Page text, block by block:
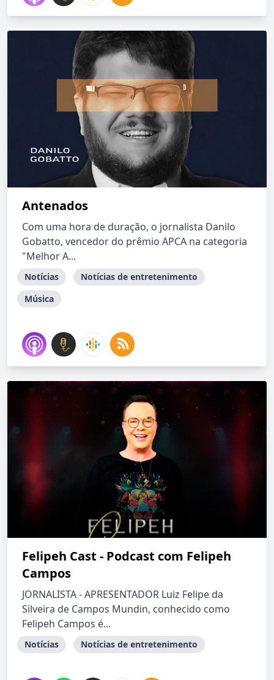
Antenados
Com uma hora de duração, o jornalista Danilo
Gobatto, vencedor do prêmio APCA na categoria
"Melhor A...
Notícias
Notícias de entretenimento
Música
Felipeh Cast - Podcast com Felipeh
Campos
JORNALISTA - APRESENTADOR Luiz Felipe da
Silveira de Campos Mundin, conhecido como
Felipeh Campos é...
Notícias Notícias de entretenimento